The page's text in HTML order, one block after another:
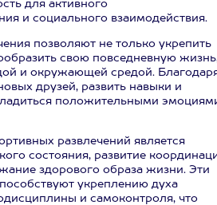
для активного
и социального взаимодействия.
позволяют не только укрепить
свою повседневную
и окружающей средой.
друзей, развить навыки и
положительными
развлечений является
состояния, развитие
здорового образа жизни. Эти
укреплению духа
и самоконтроля, что